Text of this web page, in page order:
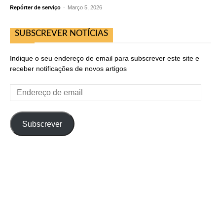
Repórter de serviço - Março 5, 2026
SUBSCREVER NOTÍCIAS
Indique o seu endereço de email para subscrever este site e
receber notificações de novos artigos
Endereço
de
Subscrever